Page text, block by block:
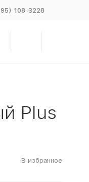
108-3228
Plus
В избранное